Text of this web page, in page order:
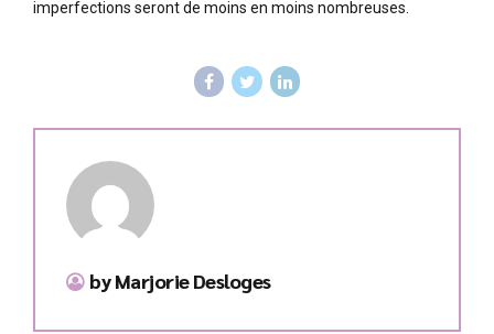
imperfections seront de moins en moins nombreuses.
by Marjorie Desloges